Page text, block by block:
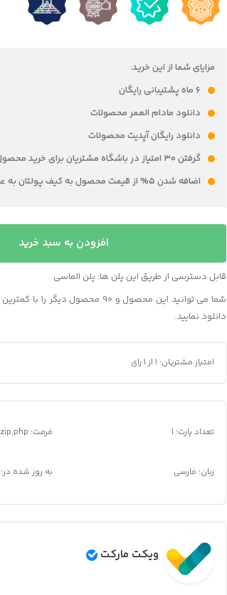
مزایای شما از این خرید:
۶ ماه پشتیبانی رایگان
دانلود مادام العمر محصولات
دانلود رایگان آپدیت محصولات
گرفتن ۳۰ امتیاز در باشگاه مشتریان برای خرید محصول
اضافه شدن ۵% از قیمت محصول به کیف پولتان به عنوان هدیه
تغییر
نام
موسیقی
عدد
افزودن به سبد خرید
قابل دسترسی از طریق این پلن ها: پلن الماسی
شما می توانید این محصول و 90 محصول دیگر را با کمترین قیمت و
دانلود نمایید.
سورس ربات تغییر نام موسیقی
امتیاز مشتریان: 1 از 1 رای
تعداد پارت: 1 فرمت:
zip,php
زبان: فارسی به روز شده در:
ویکت مارکت